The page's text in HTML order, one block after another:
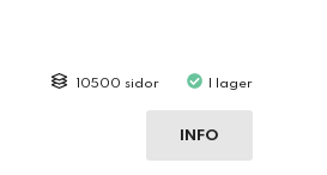
10500 sidor I lager
INFO